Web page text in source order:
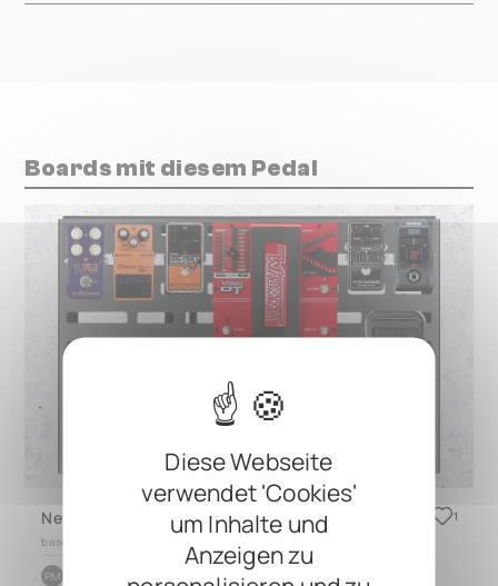
Diese Webseite
verwendet 'Cookies'
um Inhalte und
Anzeigen zu
Boards mit diesem Pedal
New Pedal Board
based on
PM
1